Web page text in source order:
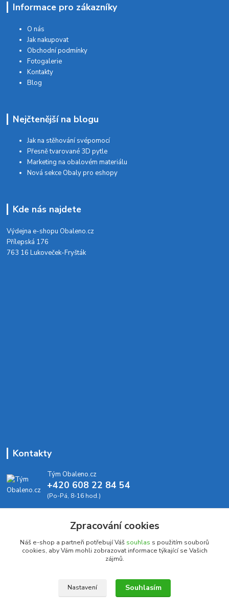
Informace pro zákazníky
O nás
Jak nakupovat
Obchodní podmínky
Fotogalerie
Kontakty
Blog
Nejčtenější na blogu
Jak na stěhování svépomocí
Přesně tvarované 3D pytle
Marketing na obalovém materiálu
Nová sekce Obaly pro eshopy
Kde nás najdete
Výdejna e-shopu Obaleno.cz
Přílepská 176
763 16 Lukoveček-Fryšták
Kontakty
Tým Obaleno.cz
+420 608 22 84 54
(Po-Pá, 8-16 hod.)
Upravit sběr cookies.
Zpracování cookies
Náš e-shop a partneři potřebují Váš souhlas s použitím souborů
cookies, aby Vám mohli zobrazovat informace týkající se Vašich
zájmů.
Nastavení Souhlasím